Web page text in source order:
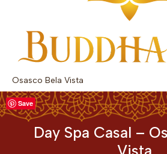
Osasco Bela Vista
Day Spa Casal –
Vista
Save